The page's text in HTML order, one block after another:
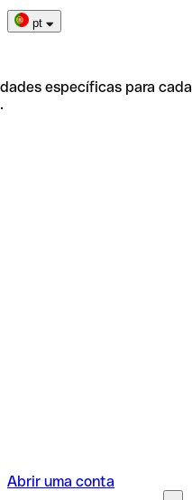
pt
específicas para cada
Abrir uma conta